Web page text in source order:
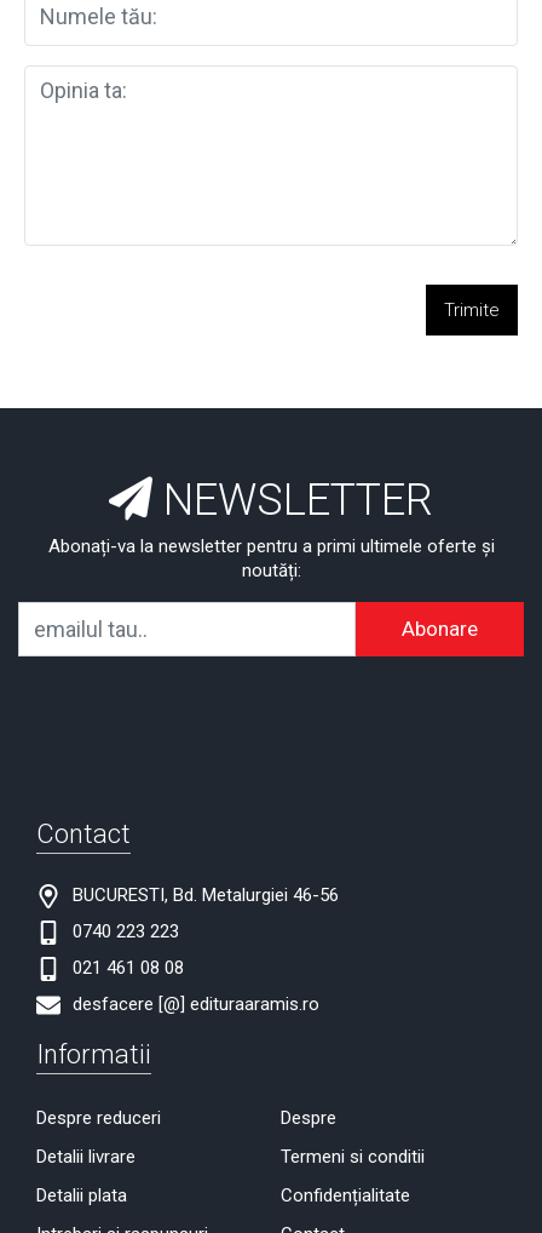
Trimite
NEWSLETTER
Abonați-va la newsletter pentru a primi ultimele oferte și
noutăți:
Abonare
Contact
BUCURESTI, Bd. Metalurgiei 46-56
0740 223 223
021 461 08 08
desfacere [@] edituraaramis.ro
Informatii
Despre reduceri
Detalii livrare
Detalii plata
Despre
Termeni si conditii
Confidențialitate